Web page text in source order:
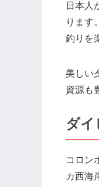
日本人
ります
釣りを
美しい
資源も
ダイ
コロン
カ西海